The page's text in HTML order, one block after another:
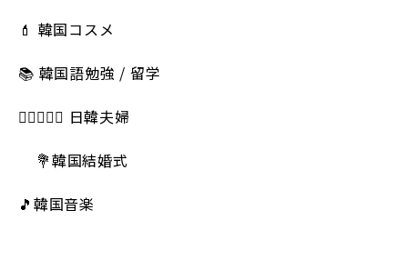
💄 韓国コスメ
📚 韓国語勉強 / 留学
👩🏻‍❤️‍👨🏻 日韓夫婦
💐韓国結婚式
🎵韓国音楽